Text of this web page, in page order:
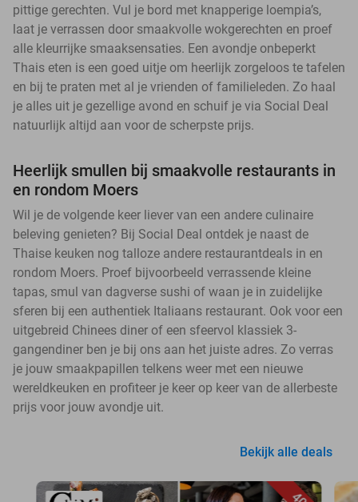
pittige gerechten. Vul je bord met knapperige loempia’s,
laat je verrassen door smaakvolle wokgerechten en proef
alle kleurrijke smaaksensaties. Een avondje onbeperkt
Thais eten is een goed uitje om heerlijk zorgeloos te tafelen
en bij te praten met al je vrienden of familieleden. Zo haal
je alles uit je gezellige avond en schuif je via Social Deal
natuurlijk altijd aan voor de scherpste prijs.
Heerlijk smullen bij smaakvolle restaurants in
en rondom Moers
Wil je de volgende keer liever van een andere culinaire
beleving genieten? Bij Social Deal ontdek je naast de
Thaise keuken nog talloze andere restaurantdeals in en
rondom Moers. Proef bijvoorbeeld verrassende kleine
tapas, smul van dagverse sushi of waan je in zuidelijke
sferen bij een authentiek Italiaans restaurant. Ook voor een
uitgebreid Chinees diner of een sfeervol klassiek 3-
gangendiner ben je bij ons aan het juiste adres. Zo verras
je jouw smaakpapillen telkens weer met een nieuwe
wereldkeuken en profiteer je keer op keer van de allerbeste
prijs voor jouw avondje uit.
Bekijk alle deals